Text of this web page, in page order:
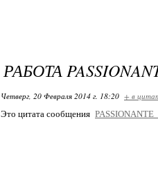
РАБОТА
Четверг, 20 Февраля 2014 г. 18:20 + в
Это цитата сообщения